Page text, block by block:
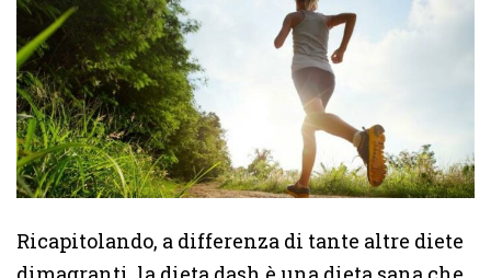
Ricapitolando, a differenza di tante altre diete